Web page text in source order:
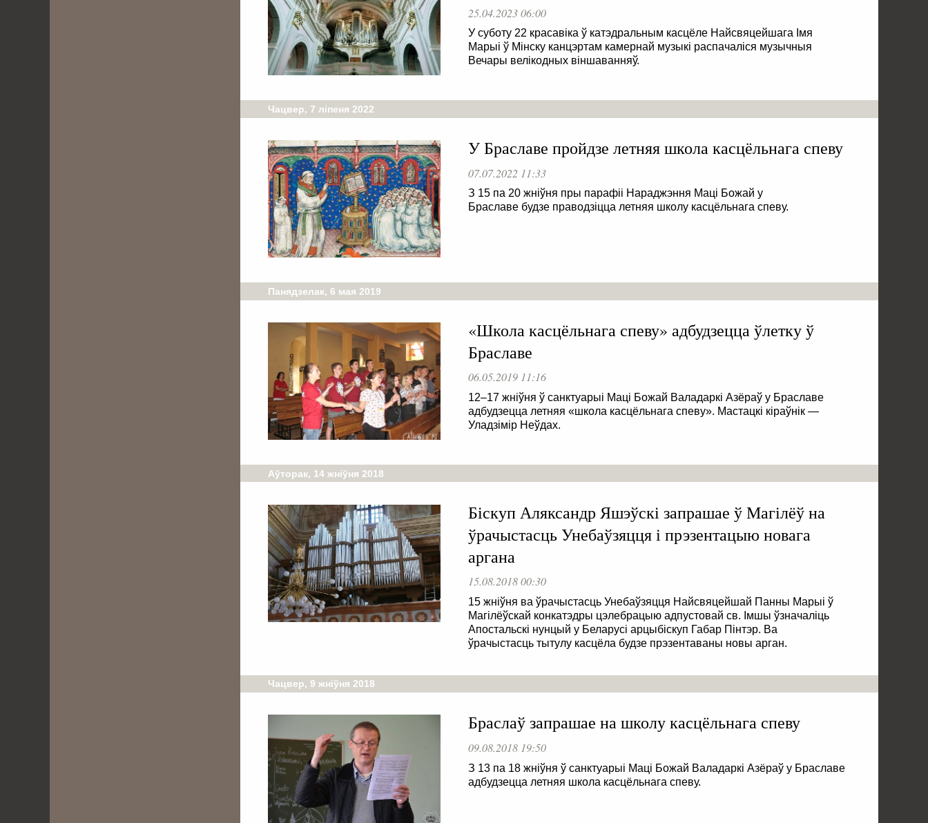
25.04.2023 06:00
У суботу 22 красавіка ў катэдральным касцёле Найсвяцейшага Імя
Марыі ў Мінску канцэртам камернай музыкі распачаліся музычныя
Вечары велікодных віншаванняў.
Чацвер, 7 ліпеня 2022
У Браславе пройдзе летняя школа касцёльнага спеву
07.07.2022 11:33
З 15 па 20 жніўня пры парафіі Нараджэння Маці Божай у
Браславе будзе праводзіцца летняя школу касцёльнага спеву.
Панядзелак, 6 мая 2019
«Школа касцёльнага спеву» адбудзецца ўлетку ў
Браславе
06.05.2019 11:16
12–17 жніўня ў санктуарыі Маці Божай Валадаркі Азёраў у Браславе
адбудзецца летняя «школа касцёльнага спеву». Мастацкі кіраўнік —
Уладзімір Неўдах.
Аўторак, 14 жніўня 2018
Біскуп Аляксандр Яшэўскі запрашае ў Магілёў на
ўрачыстасць Унебаўзяцця і прэзентацыю новага
аргана
15.08.2018 00:30
15 жніўня ва ўрачыстасць Унебаўзяцця Найсвяцейшай Панны Марыі ў
Магілёўскай конкатэдры цэлебрацыю адпустовай св. Імшы ўзначаліць
Апостальскі нунцый у Беларусі арцыбіскуп Габар Пінтэр. Ва
ўрачыстасць тытулу касцёла будзе прэзентаваны новы арган.
Чацвер, 9 жніўня 2018
Браслаў запрашае на школу касцёльнага спеву
09.08.2018 19:50
З 13 па 18 жніўня ў санктуарыі Маці Божай Валадаркі Азёраў у Браславе
адбудзецца летняя школа касцёльнага спеву.